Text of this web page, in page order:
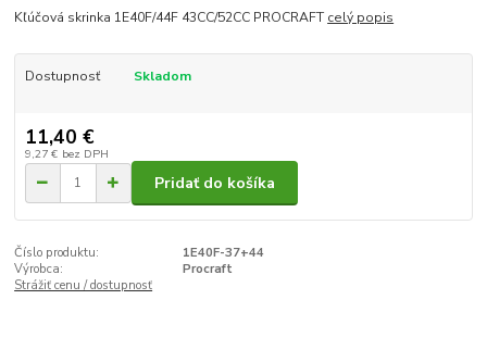
Kľúčová skrinka 1E40F/44F 43СС/52СС PROCRAFT celý popis
Dostupnosť Skladom
11,40 €
9,27 € bez DPH
Pridať do košíka
Číslo produktu:
1E40F-37+44
Výrobca:
Procraft
Strážiť cenu / dostupnosť